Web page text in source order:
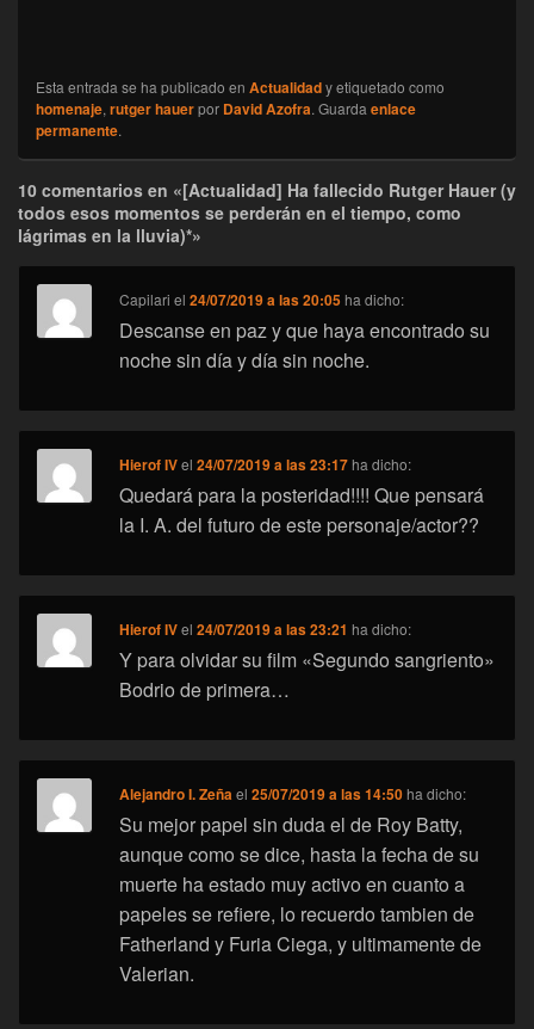
Esta entrada se ha publicado en Actualidady etiquetado como
homenaje, rutger hauerpor David Azofra. Guarda enlace
permanente.
10 comentarios en «[Actualidad] Ha fallecido Rutger Hauer (y
todos esos momentos se perderán en el tiempo, como
lágrimas en la lluvia)*»
Capilari el24/07/2019 a las 20:05 ha dicho:
Descanse en paz y que haya encontrado su
noche sin día y día sin noche.
Hierof IVel24/07/2019 a las 23:17 ha dicho:
Quedará para la posteridad!!!! Que pensará
la I. A. del futuro de este personaje/actor??
Hierof IVel24/07/2019 a las 23:21 ha dicho:
Y para olvidar su film «Segundo sangriento»
Bodrio de primera…
Alejandro I. Zeña el25/07/2019 a las 14:50 ha dicho:
Su mejor papel sin duda el de Roy Batty,
aunque como se dice, hasta la fecha de su
muerte ha estado muy activo en cuanto a
papeles se refiere, lo recuerdo tambien de
Fatherland y Furia Ciega, y ultimamente de
Valerian.